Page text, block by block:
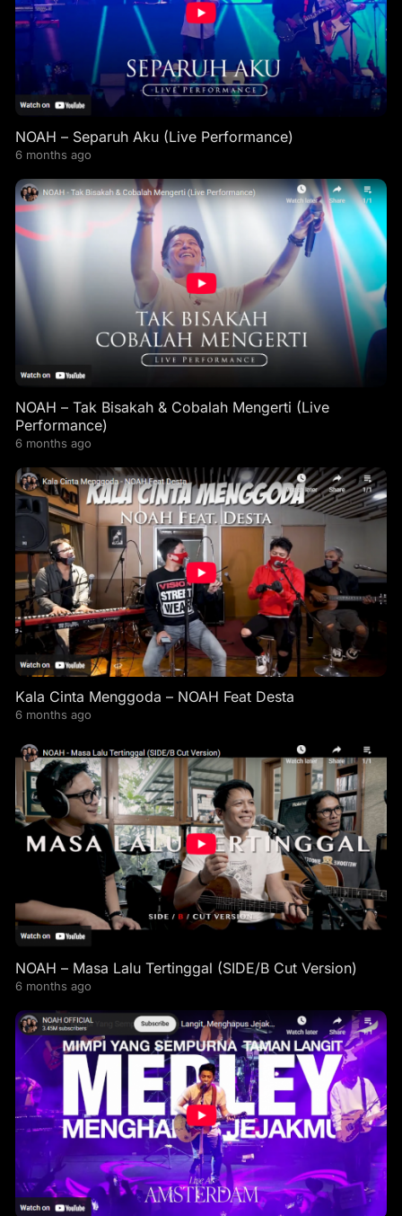
NOAH – Separuh Aku (Live Performance)
6 months ago
NOAH – Tak Bisakah & Cobalah Mengerti (Live
Performance)
6 months ago
Kala Cinta Menggoda – NOAH Feat Desta
6 months ago
NOAH – Masa Lalu Tertinggal (SIDE/B Cut Version)
6 months ago